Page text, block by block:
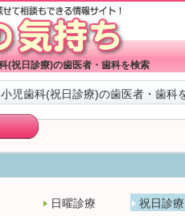
(祝日診療)の歯医者・歯科を検索
小児歯科(祝日診療)の歯医者・歯科
日曜診療 祝日診療